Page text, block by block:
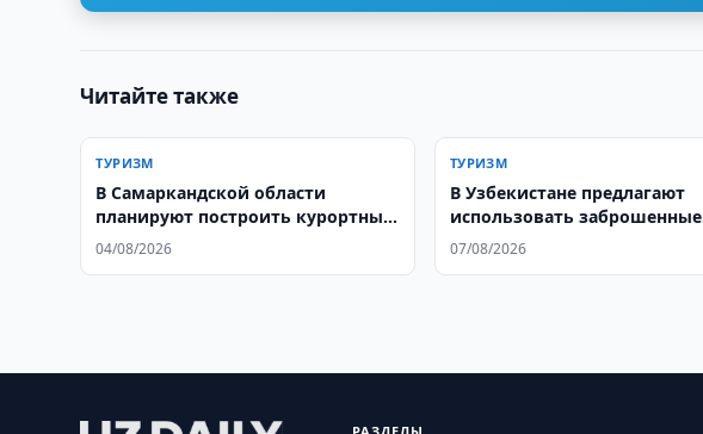
Читайте также
ТУРИЗМ
В Самаркандской области
планируют построить курортный
город Нурбулак
04/08/2026
ТУРИЗМ
В Узбекистане предлагают
использовать заброшенные
аэродромы для туризма
07/08/2026